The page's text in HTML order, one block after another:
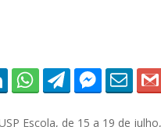
Escola, de 15 a 19 de